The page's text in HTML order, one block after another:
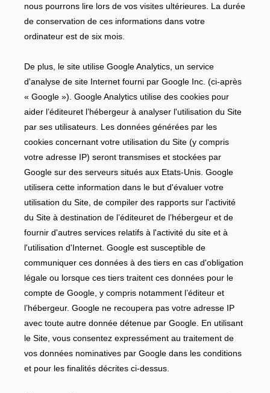
nous pourrons lire lors de vos visites ultérieures. La durée
de conservation de ces informations dans votre
ordinateur est de six mois.
De plus, le site utilise Google Analytics, un service
d'analyse de site Internet fourni par Google Inc. (ci-après
« Google »). Google Analytics utilise des cookies pour
aider l’éditeuret l’hébergeur à analyser l'utilisation du Site
par ses utilisateurs. Les données générées par les
cookies concernant votre utilisation du Site (y compris
votre adresse IP) seront transmises et stockées par
Google sur des serveurs situés aux Etats-Unis. Google
utilisera cette information dans le but d'évaluer votre
utilisation du Site, de compiler des rapports sur l'activité
du Site à destination de l’éditeuret de l’hébergeur et de
fournir d'autres services relatifs à l'activité du site et à
l'utilisation d'Internet. Google est susceptible de
communiquer ces données à des tiers en cas d'obligation
légale ou lorsque ces tiers traitent ces données pour le
compte de Google, y compris notamment l’éditeur et
l’hébergeur. Google ne recoupera pas votre adresse IP
avec toute autre donnée détenue par Google. En utilisant
le Site, vous consentez expressément au traitement de
vos données nominatives par Google dans les conditions
et pour les finalités décrites ci-dessus.